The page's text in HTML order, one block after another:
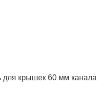
для крышек 60 мм канала